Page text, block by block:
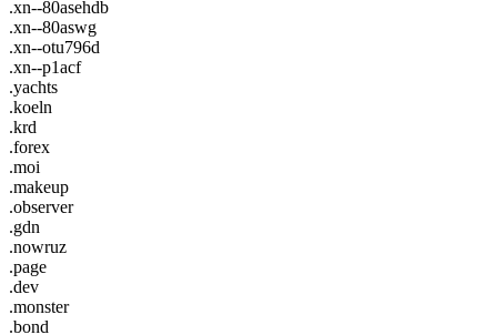
.xn--80asehdb
.xn--80aswg
.xn--otu796d
.xn--p1acf
.yachts
.koeln
.krd
.forex
.moi
.makeup
.observer
.gdn
.nowruz
.page
.dev
.monster
.bond